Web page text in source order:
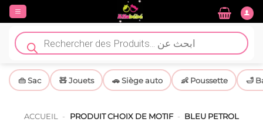
Passer
contenu
Recherche
de
produits
👜 Sac 🧸 Jouets 🚗 Siège auto 👶 Poussette 🛁
ACCUEIL - PRODUIT CHOIX DE MOTIF - BLEU PETROL